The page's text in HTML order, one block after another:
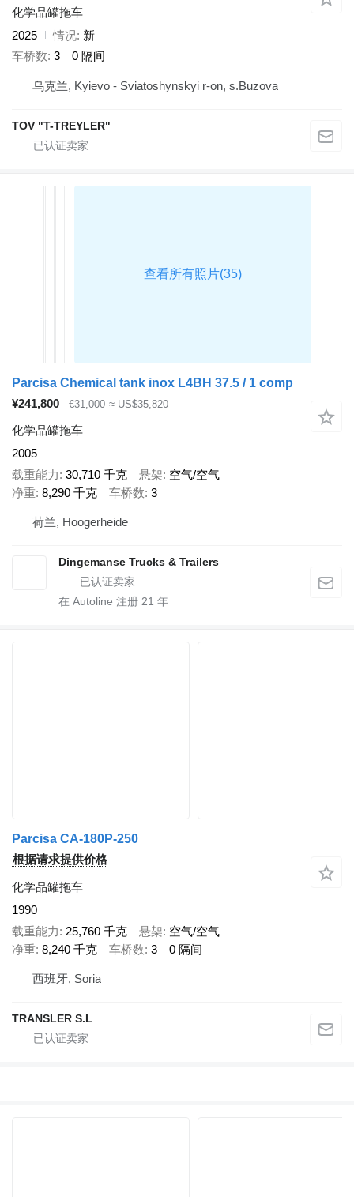
化学品罐拖车
2025
情况 新
车桥数 3 0 隔间
乌克兰, Kyievo - Sviatoshynskyi r-on, s.Buzova
TOV "T-TREYLER"
Parcisa Chemical tank inox L4BH 37.5 / 1 comp
¥241,800
€31,000 ≈ US$35,820
化学品罐拖车
2005
载重能力 30,710 千克 悬架 空气/空气
净重 8,290 千克 车桥数 3
荷兰, Hoogerheide
Dingemanse Trucks & Trailers
在 Autoline 注册 21 年
Parcisa CA-180P-250
根据请求提供价格
化学品罐拖车
1990
载重能力
25,760 千克 悬架 空气/空气
净重 8,240 千克 车桥数 3 0 隔间
西班牙, Soria
TRANSLER S.L